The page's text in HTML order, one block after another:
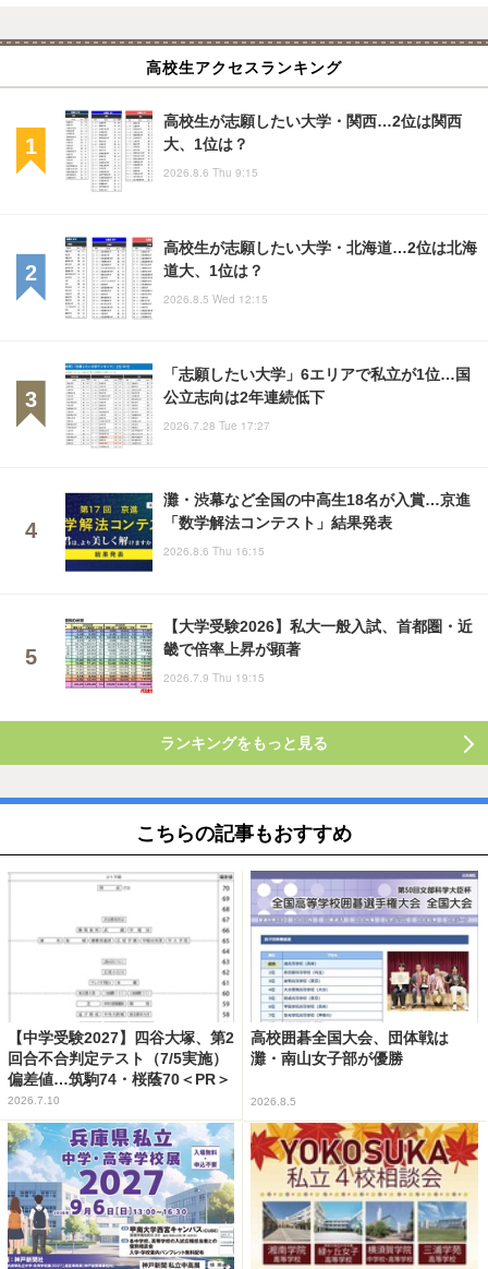
高校生アクセスランキング
高校生が志願したい大学・関西…2位は関西
大、1位は？
2026.8.6 Thu 9:15
高校生が志願したい大学・北海道…2位は北海
道大、1位は？
2026.8.5 Wed 12:15
「志願したい大学」6エリアで私立が1位…国
公立志向は2年連続低下
2026.7.28 Tue 17:27
灘・渋幕など全国の中高生18名が入賞…京進
「数学解法コンテスト」結果発表
2026.8.6 Thu 16:15
【大学受験2026】私大一般入試、首都圏・近
畿で倍率上昇が顕著
2026.7.9 Thu 19:15
ランキングをもっと見る
こちらの記事もおすすめ
【中学受験2027】四谷大塚、第2
回合不合判定テスト（7/5実施）
偏差値…筑駒74・桜蔭70＜PR＞
2026.7.10
高校囲碁全国大会、団体戦は
灘・南山女子部が優勝
2026.8.5